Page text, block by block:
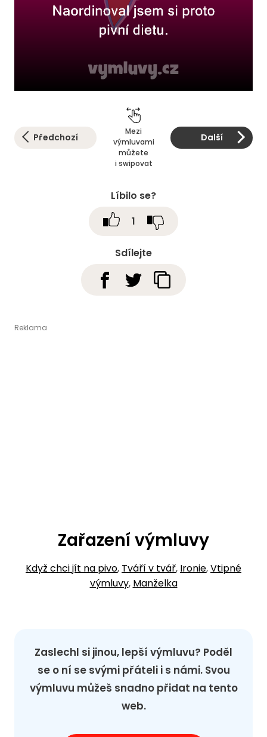
Předchozí
Mezi
výmluvami
můžete
i swipovat
Další
Sdílejte
Líbilo se?
1
Zařazení výmluvy
Když chci jít na pivo, Tváří v tvář, Ironie,Vtipné
výmluvy, Manželka
Zaslechl si jinou, lepší výmluvu? Poděl
se o ní se svými přáteli i s námi. Svou
výmluvu můžeš snadno přidat na tento
web.